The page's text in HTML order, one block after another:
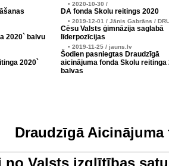
2020` balvu
2020`
• 2020-10-30 /
DA fonda Skolu reitings 2020
• 2019-12-01 / Jānis Gabrāns /
Cēsu Valsts ģimnāzija saglabā
līderpozīcijas
• 2019-11-25 / jauns.lv
Šodien pasniegtas Draudzīgā
aicinājuma fonda Skolu reitinga
balvas
Draudzīgā
no Valsts izglītības